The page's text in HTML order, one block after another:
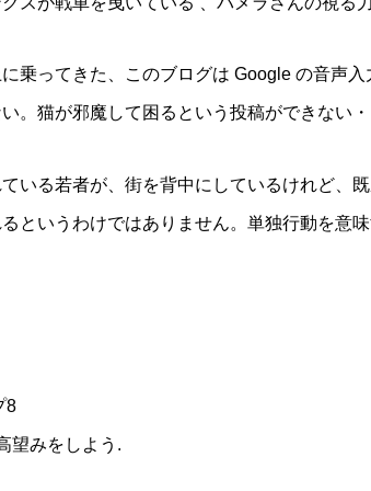
乗ってきた、このブログは Google の音声
。猫が邪魔して困るという投稿ができない
いる若者が、街を背中にしているけれど、
というわけではありません。単独行動を意
8
望みをしよう.